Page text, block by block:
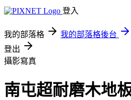
登入
我的部落格 我的部落格後台
登出
攝影寫真
南屯超耐磨木地